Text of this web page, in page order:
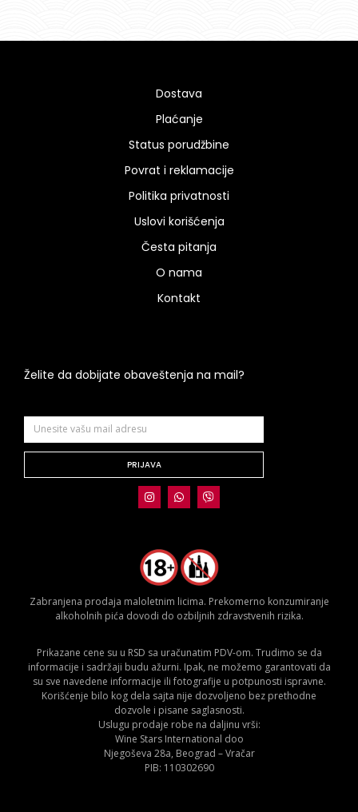
Dostava
Plaćanje
Status porudžbine
Povrat i reklamacije
Politika privatnosti
Uslovi korišćenja
Česta pitanja
O nama
Kontakt
Želite da dobijate obaveštenja na mail?
PRIJAVA
Zabranjena prodaja maloletnim licima. Prekomerno konzumiranje
alkoholnih pića dovodi do ozbiljnih zdravstvenih rizika.
Prikazane cene su u RSD sa uračunatim PDV-om. Trudimo se da
informacije i sadržaji budu ažurni. Ipak, ne možemo garantovati da
su sve navedene informacije ili fotografije u potpunosti ispravne.
Korišćenje bilo kog dela sajta nije dozvoljeno bez prethodne
dozvole i pisane saglasnosti.
Uslugu prodaje robe na daljinu vrši:
Wine Stars International doo
Njegoševa 28a, Beograd – Vračar
PIB: 110302690